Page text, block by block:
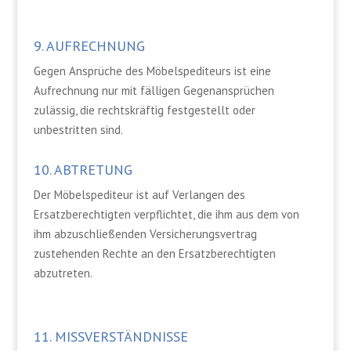
9. AUFRECHNUNG
Gegen Ansprüche des Möbelspediteurs ist eine
Aufrechnung nur mit fälligen Gegenansprüchen
zulässig, die rechtskräftig festgestellt oder
unbestritten sind.
10. ABTRETUNG
Der Möbelspediteur ist auf Verlangen des
Ersatzberechtigten verpflichtet, die ihm aus dem von
ihm abzuschließenden Versicherungsvertrag
zustehenden Rechte an den Ersatzberechtigten
abzutreten.
11. MISSVERSTÄNDNISSE